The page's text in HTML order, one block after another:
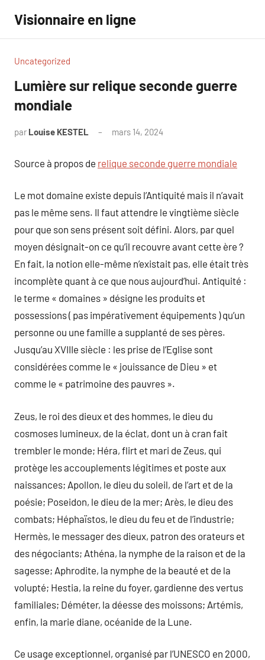
contenu
Visionnaire en ligne
Uncategorized
Lumière sur relique seconde guerre
mondiale
par Louise KESTEL mars 14, 2024
Source à propos de relique seconde guerre mondiale
Le mot domaine existe depuis l’Antiquité mais il n’avait
pas le même sens. Il faut attendre le vingtième siècle
pour que son sens présent soit défini. Alors, par quel
moyen désignait-on ce qu’il recouvre avant cette ère ?
En fait, la notion elle-même n’existait pas, elle était très
incomplète quant à ce que nous aujourd’hui. Antiquité :
le terme « domaines » désigne les produits et
possessions ( pas impérativement équipements ) qu’un
personne ou une famille a supplanté de ses pères.
Jusqu’au XVIIIe siècle : les prise de l’Eglise sont
considérées comme le « jouissance de Dieu » et
comme le « patrimoine des pauvres ».
Zeus, le roi des dieux et des hommes, le dieu du
cosmoses lumineux, de la éclat, dont un à cran fait
trembler le monde; Héra, flirt et mari de Zeus, qui
protège les accouplements légitimes et poste aux
naissances; Apollon, le dieu du soleil, de l’art et de la
poésie; Poseidon, le dieu de la mer; Arès, le dieu des
combats; Héphaïstos, le dieu du feu et de l’industrie;
Hermès, le messager des dieux, patron des orateurs et
des négociants; Athéna, la nymphe de la raison et de la
sagesse; Aphrodite, la nymphe de la beauté et de la
volupté; Hestia, la reine du foyer, gardienne des vertus
familiales; Déméter, la déesse des moissons; Artémis,
enfin, la marie diane, océanide de la Lune.
Ce usage exceptionnel, organisé par l’UNESCO en 2000,